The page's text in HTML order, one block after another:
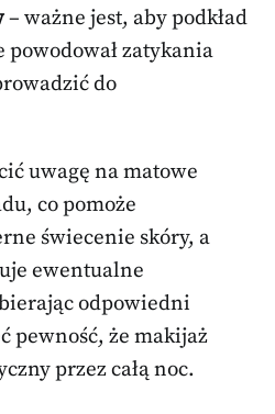
– ważne jest, aby podkład
powodował zatykania
do
uwagę na matowe
co pomoże
świecenie skóry, a
ewentualne
odpowiedni
pewność, że makijaż
przez całą noc.